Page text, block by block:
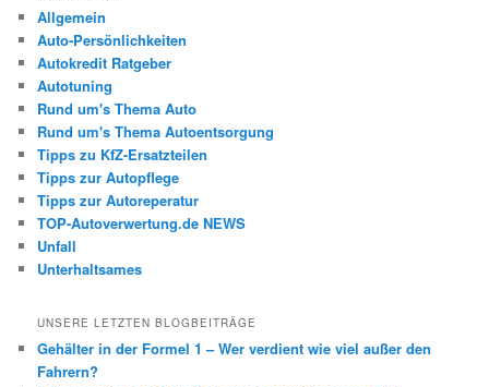
Allgemein
Auto-Persönlichkeiten
Autokredit Ratgeber
Autotuning
Rund um's Thema Auto
Rund um's Thema Autoentsorgung
Tipps zu KfZ-Ersatzteilen
Tipps zur Autopflege
Tipps zur Autoreperatur
TOP-Autoverwertung.de NEWS
Unfall
Unterhaltsames
UNSERE LETZTEN BLOGBEITRÄGE
Gehälter in der Formel 1 – Wer verdient wie viel außer den
Fahrern?